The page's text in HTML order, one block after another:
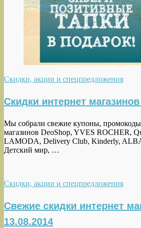
Скидки, акции и спецпредложения
Скидки интернет
Мы собрали свежие купоны, промокоды
магазинов DeoShop, YVES ROCHER,
LAMODA, Delivery Club, Kinderly,
Детский мир, …
Скидки, акции и спецпредложения
Свежие скидки интернет
13.08.2014